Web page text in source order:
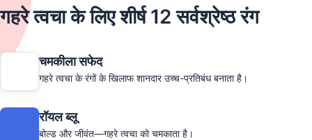
गहरे त्वचा के लिए शीर्ष 12 सर्वश्रेष्ठ रंग
चमकीला सफेद
गहरे त्वचा के रंगों के खिलाफ शानदार उच्च-प्रतिबंध बनाता है।
रॉयल ब्लू
बोल्ड और जीवंत—गहरे त्वचा को चमकाता है।